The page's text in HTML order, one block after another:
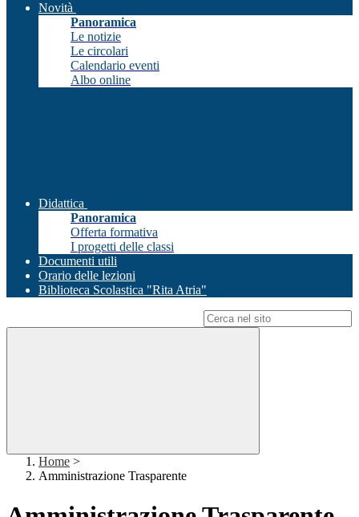
Novità
Panoramica
Le notizie
Le circolari
Calendario eventi
Albo online
Didattica
Panoramica
Offerta formativa
I progetti delle classi
Documenti utili
Orario delle lezioni
Biblioteca Scolastica "Rita Atria"
Home >
Amministrazione Trasparente